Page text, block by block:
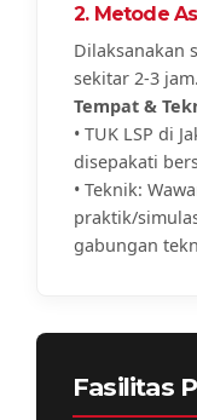
2. Metode
Dilaksanakan
sekitar 2-3 jam.
Tempat &
• TUK LSP di
disepakati
• Teknik:
praktik/
gabungan
Fasilitas